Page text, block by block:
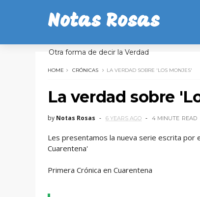
Notas Rosas
Otra forma de decir la Verdad
HOME CRÓNICAS LA VERDAD SOBRE 'LOS MONJES'
La verdad sobre
by Notas Rosas 6 YEARS AGO 4 MINUTE READ
Les presentamos la nueva serie escrita por
Cuarentena'
Primera Crónica en Cuarentena